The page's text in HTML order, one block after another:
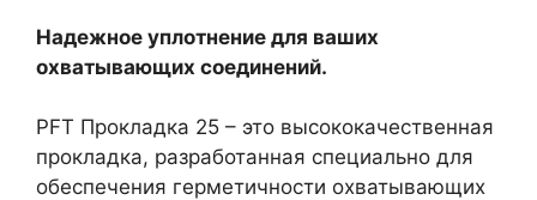
Надежное уплотнение для ваших
охватывающих соединений.
PFT Прокладка 25 – это высококачественная
прокладка, разработанная специально для
обеспечения герметичности охватывающих